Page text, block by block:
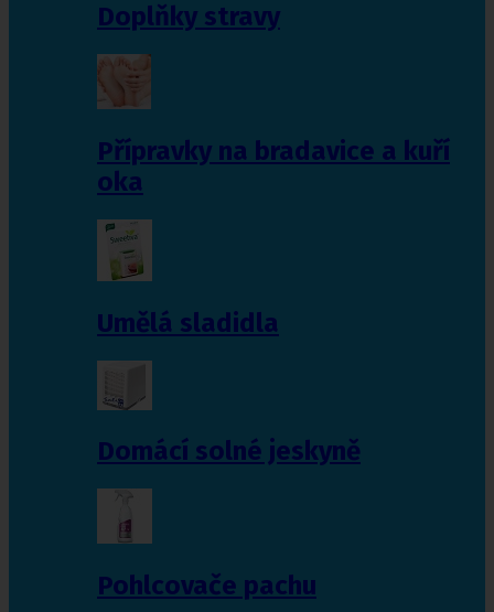
Doplňky stravy
Přípravky na bradavice a kuří
oka
Umělá sladidla
Domácí solné jeskyně
Pohlcovače pachu